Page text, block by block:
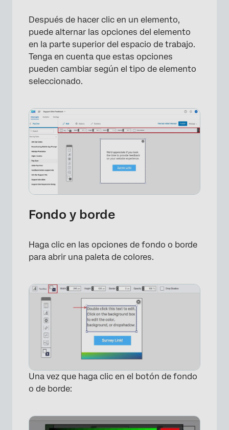
Después de hacer clic en un elemento,
puede alternar las opciones del elemento
en la parte superior del espacio de trabajo.
Tenga en cuenta que estas opciones
pueden cambiar según el tipo de elemento
seleccionado.
Fondo y borde
Haga clic en las opciones de fondo o borde
para abrir una paleta de colores.
Una vez que haga clic en el botón de fondo
o de borde: